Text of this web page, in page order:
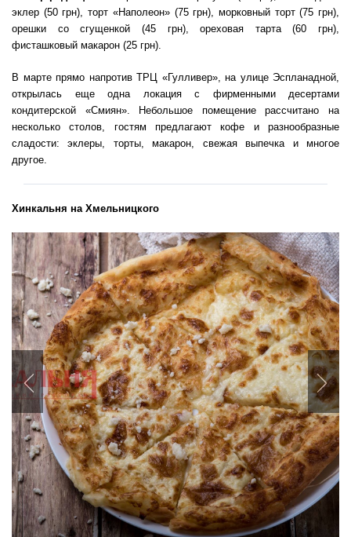
эклер (50 грн), торт «Наполеон» (75 грн), морковный торт (75 грн),
орешки со сгущенкой (45 грн), ореховая тарта (60 грн),
фисташковый макарон (25 грн).
В марте прямо напротив ТРЦ «Гулливер», на улице Эспланадной,
открылась еще одна локация с фирменными десертами
кондитерской «Смиян». Небольшое помещение рассчитано на
несколько столов, гостям предлагают кофе и разнообразные
сладости: эклеры, торты, макарон, свежая выпечка и многое
другое.
Хинкальня на Хмельницкого
Previous